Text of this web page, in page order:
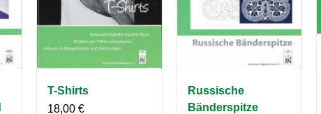
T-Shirts
18,00€
Russische
Bänderspitze